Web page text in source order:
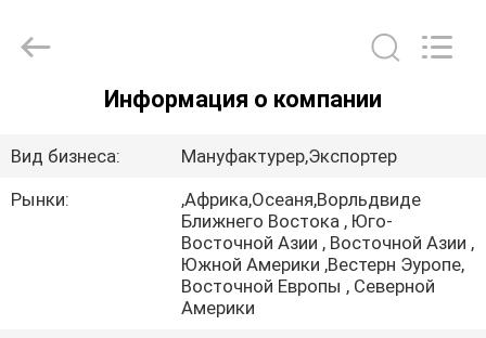
ПРОДУКТЫ
Информация о компании
Вид бизнеса:
Мануфактурер,Экспортер
Рынки:
,Африка,Осеаня,Ворльдвиде
Ближнего Востока , Юго-
Восточной Азии , Восточной Азии ,
Южной Америки ,Вестерн Эуропе,
Восточной Европы , Северной
Америки